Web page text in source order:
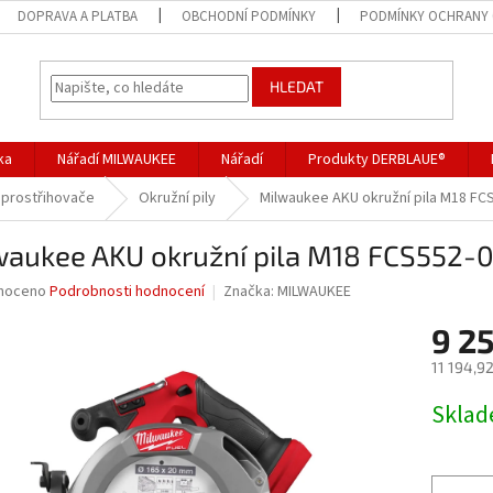
DOPRAVA A PLATBA OBCHODNÍ PODMÍNKY PODMÍNKY OCHRANY
HLEDAT
Nářadí MILWAUKEE Nářadí Produkty DERBLAUE®
Okružní pily Milwaukee AKU okružní pila M18
AKU okružní pila M18 FCS552-
Podrobnosti hodnocení Značka: MILWAUKEE
9
11
cena: